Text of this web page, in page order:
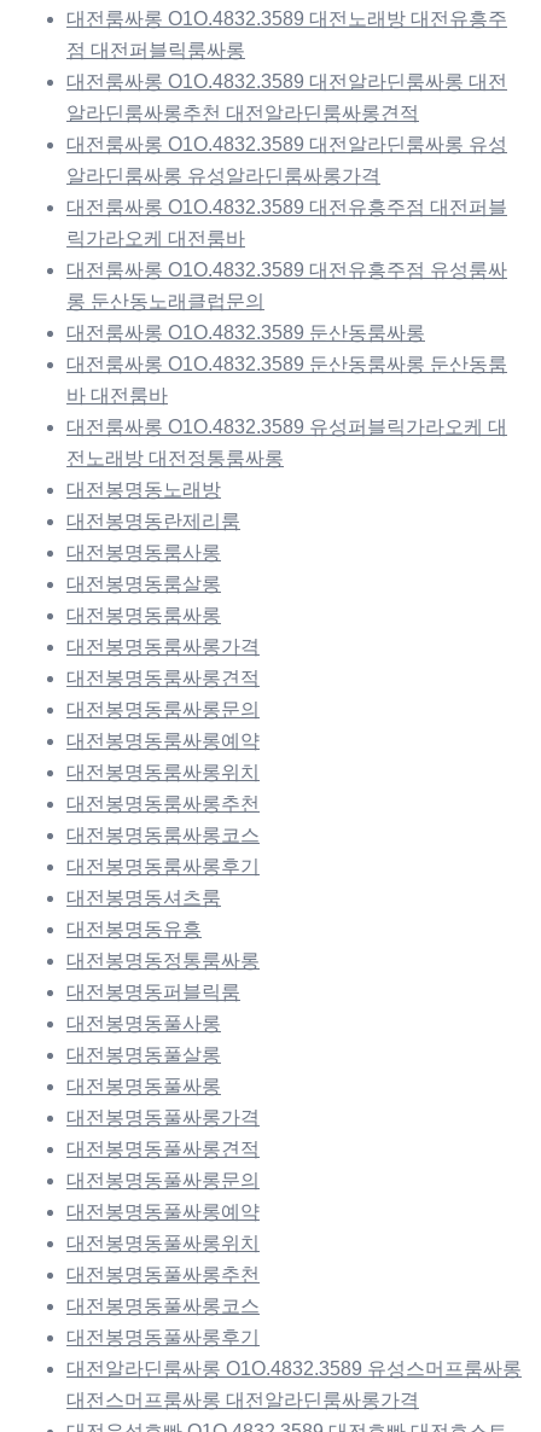
대전룸싸롱 O1O.4832.3589 대전노래방 대전유흥주
점 대전퍼블릭룸싸롱
대전룸싸롱 O1O.4832.3589 대전알라딘룸싸롱 대전
알라딘룸싸롱추천 대전알라딘룸싸롱견적
대전룸싸롱 O1O.4832.3589 대전알라딘룸싸롱 유성
알라딘룸싸롱 유성알라딘룸싸롱가격
대전룸싸롱 O1O.4832.3589 대전유흥주점 대전퍼블
릭가라오케 대전룸바
대전룸싸롱 O1O.4832.3589 대전유흥주점 유성룸싸
롱 둔산동노래클럽문의
대전룸싸롱 O1O.4832.3589 둔산동룸싸롱
대전룸싸롱 O1O.4832.3589 둔산동룸싸롱 둔산동룸
바 대전룸바
대전룸싸롱 O1O.4832.3589 유성퍼블릭가라오케 대
전노래방 대전정통룸싸롱
대전봉명동노래방
대전봉명동란제리룸
대전봉명동룸사롱
대전봉명동룸살롱
대전봉명동룸싸롱
대전봉명동룸싸롱가격
대전봉명동룸싸롱견적
대전봉명동룸싸롱문의
대전봉명동룸싸롱예약
대전봉명동룸싸롱위치
대전봉명동룸싸롱추천
대전봉명동룸싸롱코스
대전봉명동룸싸롱후기
대전봉명동셔츠룸
대전봉명동유흥
대전봉명동정통룸싸롱
대전봉명동퍼블릭룸
대전봉명동풀사롱
대전봉명동풀살롱
대전봉명동풀싸롱
대전봉명동풀싸롱가격
대전봉명동풀싸롱견적
대전봉명동풀싸롱문의
대전봉명동풀싸롱예약
대전봉명동풀싸롱위치
대전봉명동풀싸롱추천
대전봉명동풀싸롱코스
대전봉명동풀싸롱후기
대전알라딘룸싸롱 O1O.4832.3589 유성스머프룸싸롱
대전스머프룸싸롱 대전알라딘룸싸롱가격